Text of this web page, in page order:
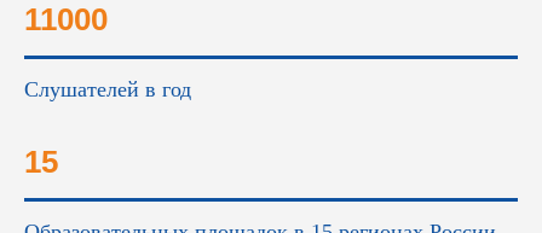
11000
Слушателей в год
15